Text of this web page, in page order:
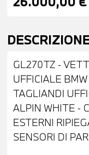
GL270TZ -
UFFICIALE
TAGLIANDI
ALPIN WHITE -
ESTERNI
SENSORI DI